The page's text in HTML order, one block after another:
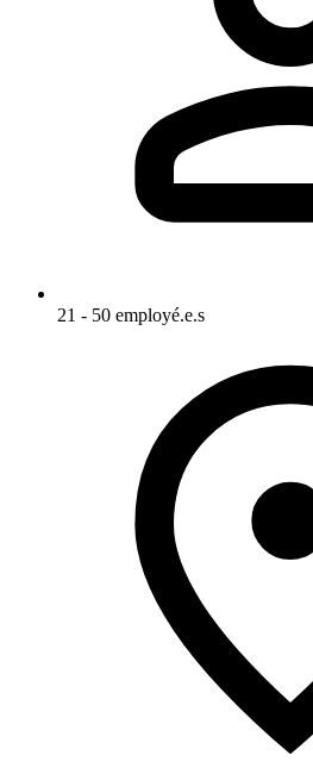
21 - 50 employé.e.s